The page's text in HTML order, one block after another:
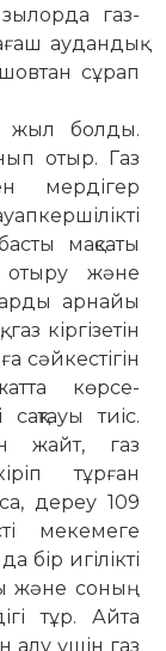
газ­
аудандық
сұрап
жыл болды.
отыр. Газ
мерді­гер
мақсаты
отыру және
арнайы
кіргізетін
сәйкестігін
көрсе­
сақтауы тиіс.
жайт, газ
тұрған
дереу 109
мекемеге
бір игілікті
және соның
тұр. Айта
алу үшін газ